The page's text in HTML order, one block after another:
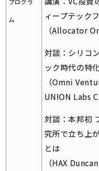
プログラ
ム
ィープテック
（Allocator
対談：シリコ
ック時代の特
（Omni
UNION Labs
対談：本邦初
究所で立ち上
とは
（HAX